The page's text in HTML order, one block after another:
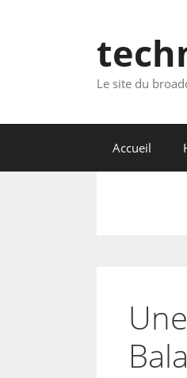
Le site du
Accueil